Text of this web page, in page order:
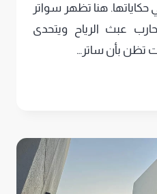
هنا تظهر سواتر
عبث الرياح ويتحدى
تظن بأن ساتر…